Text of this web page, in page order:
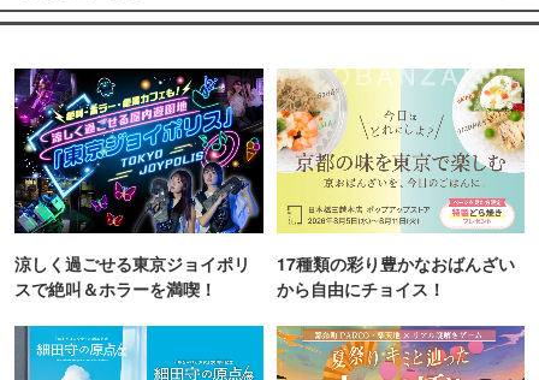
涼しく過ごせる東京ジョイポリ
スで絶叫＆ホラーを満喫！
17種類の彩り豊かなおばんざい
から自由にチョイス！